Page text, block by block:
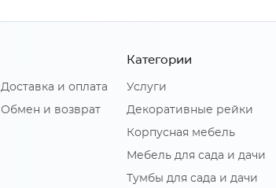
Доставка и оплата
Обмен и возврат
Категории
Услуги
Декоративные рейки
Корпусная мебель
Мебель для сада и дачи
Тумбы для сада и дачи